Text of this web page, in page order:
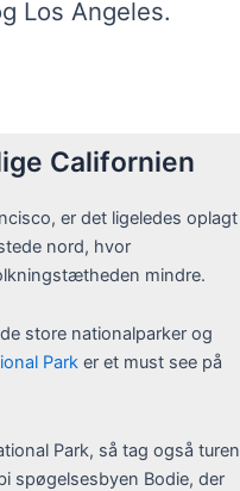
Los Angeles.
Californien
er det ligeledes oplagt
nord, hvor
mindre.
store nationalparker og
Park er et must see på
Park, så tag også turen
spøgelsesbyen Bodie, der